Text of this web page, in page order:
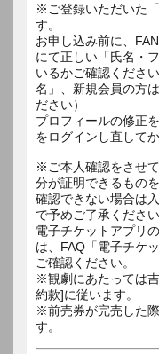
※ご登録いただいた
す。
お申し込み前に、
にて正しい「氏名・
いるかご確認くださ
名」、新規会員の方
ださい）
プロフィールの修正
をログインし直して
※ご本人確認をさせ
分が証明できるもの
確認できない場合は
で予めご了承ください
電子チケットアプリ
は、FAQ「電子チケ
ご確認ください。
※観劇にあたっては
約款]に従います。
※前売券が完売した
す。